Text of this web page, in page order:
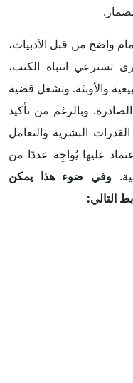
واضح من قبل الأدبيات،
تسترعي انتباه الكتب،
والأوبئة. وتشغل قضية
وبالرغم من تأكيد
البشرية والتعامل
عليها يُواجِه عددًا من
وفي ضوء هذا يمكن
التالي: